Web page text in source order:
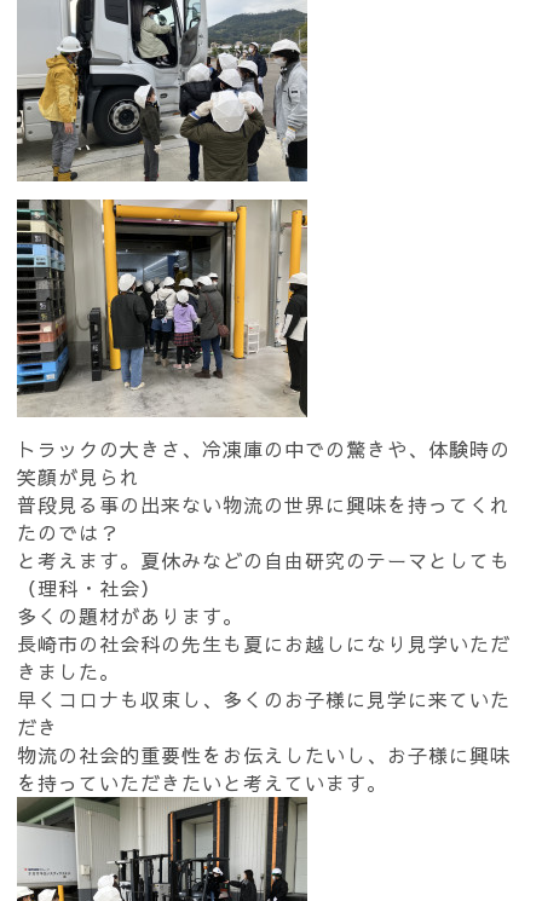
トラックの大きさ、冷凍庫の中での驚きや、体験時の
笑顔が見られ
普段見る事の出来ない物流の世界に興味を持ってくれ
たのでは？
と考えます。夏休みなどの自由研究のテーマとしても
（理科・社会）
多くの題材があります。
長崎市の社会科の先生も夏にお越しになり見学いただ
きました。
早くコロナも収束し、多くのお子様に見学に来ていた
だき
物流の社会的重要性をお伝えしたいし、お子様に興味
を持っていただきたいと考えています。